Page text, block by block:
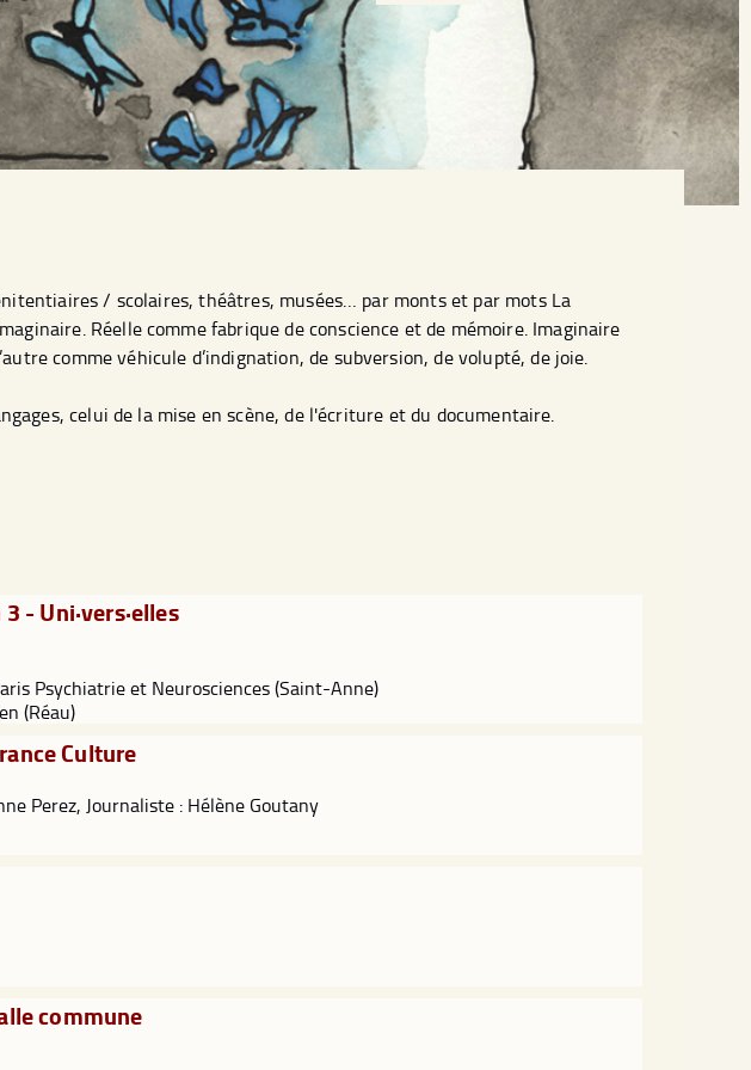
/ scolaires, théâtres, musées… par monts et par mots La
Réelle comme fabrique de conscience et de mémoire. Imaginaire
comme véhicule d’indignation, de subversion, de volupté, de joie.
celui de la mise en scène, de l'écriture et du documentaire.
- Uni·vers·elles
Psychiatrie et Neurosciences (Saint-Anne)
(Réau)
Culture
Perez, Journaliste : Hélène Goutany
commune